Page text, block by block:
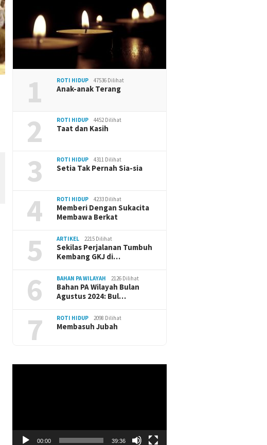
1 ROTI HIDUP 47536 Dilihat
Anak-anak Terang
2 ROTI HIDUP 4452 Dilihat
Taat dan Kasih
3 ROTI HIDUP 4311 Dilihat
Setia Tak Pernah Sia-sia
4 ROTI HIDUP 4233 Dilihat
Memberi Dengan Sukacita
Membawa Berkat
5 ARTIKEL 2215 Dilihat
Sekilas Perjalanan Tumbuh
Kembang GKJ di…
6 BAHAN PA WILAYAH 2126 Dilihat
Bahan PA Wilayah Bulan
Agustus 2024: Bul…
7 ROTI HIDUP 2098 Dilihat
Membasuh Jubah
00:00 39:36